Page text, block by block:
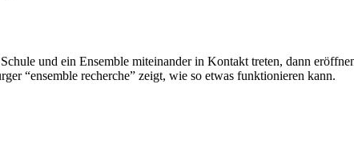
und ein Ensemble miteinander in Kontakt treten, dann
“ensemble recherche” zeigt, wie so etwas funktionieren kann.